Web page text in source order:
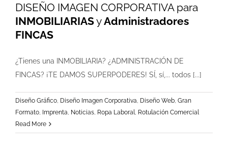
DISEÑO IMAGEN CORPORATIVA para
INMOBILIARIASyAdministradores
FINCAS
¿Tienes una INMOBILIARIA? ¿ADMINISTRACIÓN DE
FINCAS? ¡TE DAMOS SUPERPODERES! SÍ, sí,... todos [...]
Diseño Gráfico, Diseño Imagen Corporativa, Diseño Web, Gran
Formato, Imprenta, Noticias, Ropa Laboral, Rotulación Comercial
Read More